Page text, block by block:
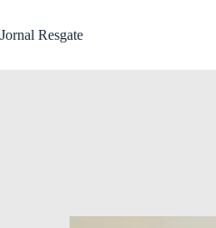
Jornal Resgate